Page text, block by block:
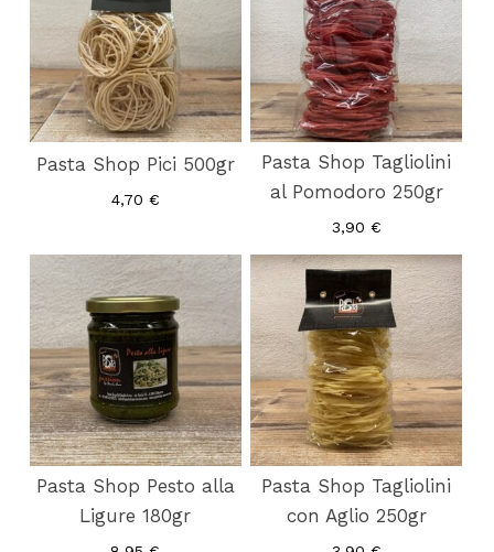
Nessun prodotto nel carrello.
Vai Al Negozio
Pasta Shop Pici 500gr
4,70 €
Pasta Shop Tagliolini
al Pomodoro 250gr
3,90 €
Pasta Shop Pesto alla
Ligure 180gr
Pasta Shop Tagliolini
con Aglio 250gr